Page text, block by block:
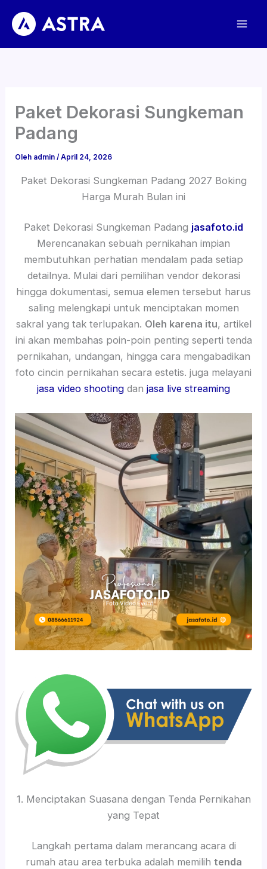
konten
Paket Dekorasi Sungkeman
Padang
Oleh admin/April 24, 2026
Paket Dekorasi Sungkeman Padang 2027 Boking
Harga Murah Bulan ini
Paket Dekorasi Sungkeman Padang jasafoto.id
Merencanakan sebuah pernikahan impian
membutuhkan perhatian mendalam pada setiap
detailnya. Mulai dari pemilihan vendor dekorasi
hingga dokumentasi, semua elemen tersebut harus
saling melengkapi untuk menciptakan momen
sakral yang tak terlupakan. Oleh karena itu, artikel
ini akan membahas poin-poin penting seperti tenda
pernikahan, undangan, hingga cara mengabadikan
foto cincin pernikahan secara estetis. juga melayani
jasa video shooting dan jasa live streaming
1. Menciptakan Suasana dengan Tenda Pernikahan
yang Tepat
Langkah pertama dalam merancang acara di
rumah atau area terbuka adalah memilih tenda